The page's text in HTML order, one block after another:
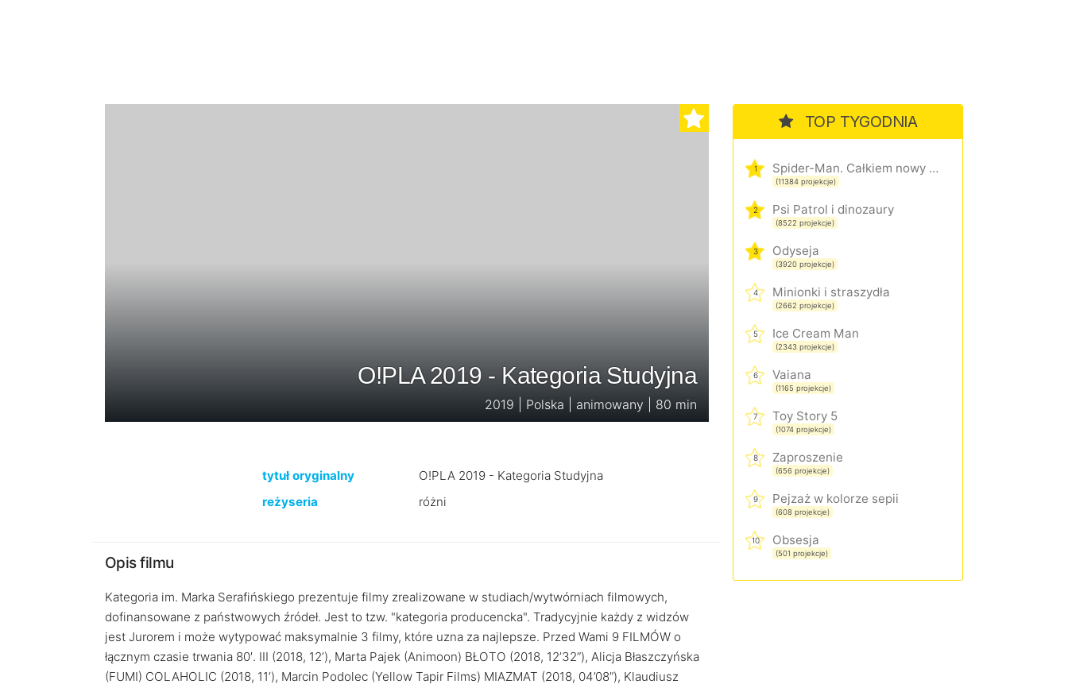
O!PLA 2019 - Kategoria Studyjna
2019 | Polska | animowany | 80 min
tytuł oryginalny
O!PLA 2019 - Kategoria Studyjna
reżyseria
różni
Opis filmu
Kategoria im. Marka Serafińskiego prezentuje filmy zrealizowane w studiach/wytwórniach filmowych,
dofinansowane z państwowych źródeł. Jest to tzw. "kategoria producencka". Tradycyjnie każdy z widzów
jest Jurorem i może wytypować maksymalnie 3 filmy, które uzna za najlepsze. Przed Wami 9 FILMÓW o
łącznym czasie trwania 80′. III (2018, 12’), Marta Pajek (Animoon) BŁOTO (2018, 12’32”), Alicja Błaszczyńska
(FUMI) COLAHOLIC (2018, 11’), Marcin Podolec (Yellow Tapir Films) MIAZMAT (2018, 04’08”), Klaudiusz
TOP TYGODNIA
1 Spider-Man. Całkiem nowy dzień
(11384 projekcje)
2 Psi Patrol i dinozaury
(8522 projekcje)
3 Odyseja
(3920 projekcje)
4 Minionki i straszydła
(2662 projekcje)
5 Ice Cream Man
(2343 projekcje)
6 Vaiana
(1165 projekcje)
7 Toy Story 5
(1074 projekcje)
8 Zaproszenie
(656 projekcje)
9 Pejzaż w kolorze sepii
(608 projekcje)
10 Obsesja
(501 projekcje)